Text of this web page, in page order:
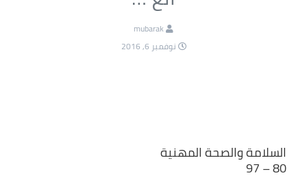
نوفمبر 6, 2016
السلامة والصحة المهنية
80 – 97